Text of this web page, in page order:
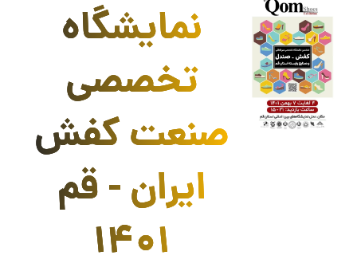
نمایشگاه
تخصصی
صنعت کفش
ایران - قم
1401